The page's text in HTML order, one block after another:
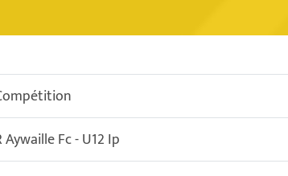
Aywaille Fc - U12 Ip